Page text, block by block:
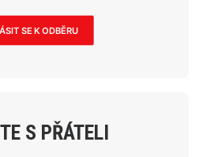
SE K ODBĚRU
S PŘÁTELI